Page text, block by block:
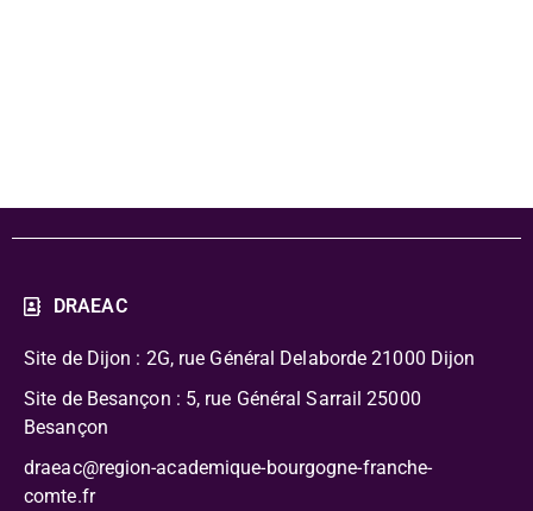
DRAEAC
Site de Dijon : 2G, rue Général Delaborde 21000 Dijon
Site de Besançon : 5, rue Général Sarrail 25000
Besançon
draeac@region-academique-bourgogne-franche-
comte.fr